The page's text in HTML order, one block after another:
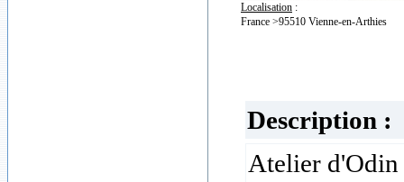
Localisation :
France >95510 Vienne-en-Arthies
Description :
Atelier d'Odin